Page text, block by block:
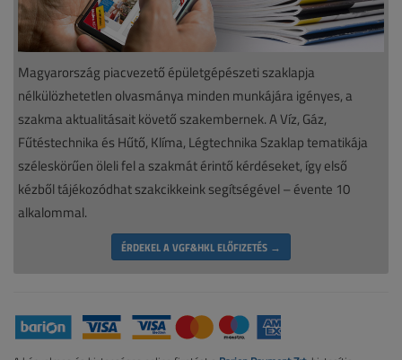
Magyarország piacvezető épületgépészeti szaklapja
nélkülözhetetlen olvasmánya minden munkájára igényes, a
szakma aktualitásait követő szakembernek. A Víz, Gáz,
Fűtéstechnika és Hűtő, Klíma, Légtechnika Szaklap tematikája
széleskörűen öleli fel a szakmát érintő kérdéseket, így első
kézből tájékozódhat szakcikkeink segítségével – évente 10
alkalommal.
ÉRDEKEL A VGF&HKL ELŐFIZETÉS →